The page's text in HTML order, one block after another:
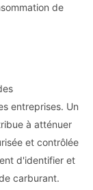
de
entreprises. Un
à atténuer
et contrôlée
d'identifier et
carburant.